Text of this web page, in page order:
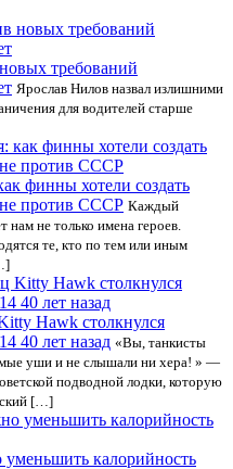
требований
Ярослав Нилов назвал излишними
для водителей старше
финны хотели создать
против СССР Каждый
нам не только имена героев.
те, кто по тем или иным
Hawk столкнулся
40 лет назад «Вы, танкисты
уши и не слышали ни хера! » —
подводной лодки, которую
[…]
калорийность